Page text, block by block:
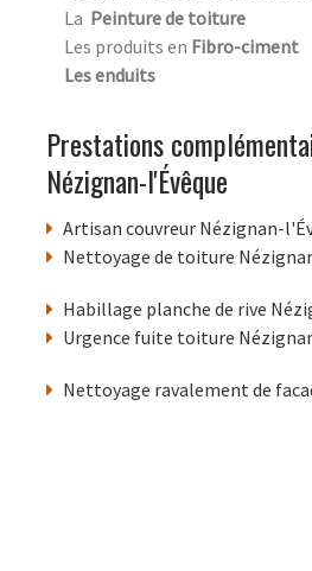
La Peinture de toiture
Les produits en Fibro-ciment
Les enduits
Prestations
Nézignan-l'Évêque
Artisan couvreur Nézignan-
Nettoyage de toiture
Habillage planche de rive
Urgence fuite toiture
Nettoyage ravalement de